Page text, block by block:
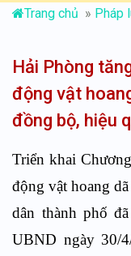
Trang chủ » Pháp
Hải Phòng
động vật
đồng bộ, hiệu
Triển khai
động vật hoang
dân thành phố
UBND ngày 30/